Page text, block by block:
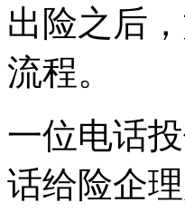
出险之后
流程。
一位电话
话给险企